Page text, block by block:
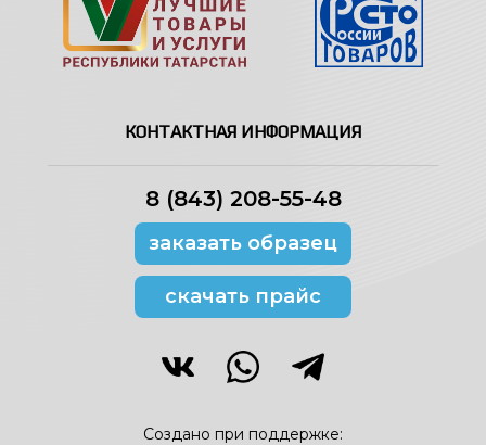
КОНТАКТНАЯ ИНФОРМАЦИЯ
8 (843) 208-55-48
заказать образец
скачать прайс
Создано при поддержке: